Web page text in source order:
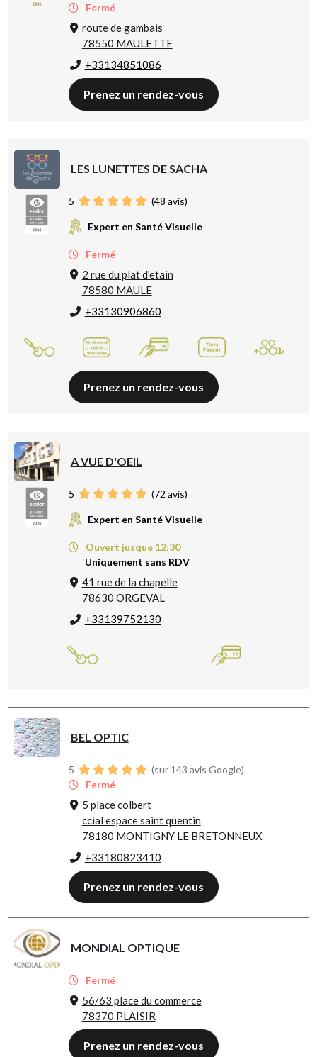
Fermé
route de gambais
78550 MAULETTE
+33134851086
Prenez un rendez-vous
LES LUNETTES DE SACHA
5 (48 avis)
Expert en Santé Visuelle
Fermé
2 rue du plat d'etain
78580 MAULE
+33130906860
Prenez un rendez-vous
A VUE D'OEIL
5 (72 avis)
Expert en Santé Visuelle
Ouvert jusque 12:30
Uniquement sans RDV
41 rue de la chapelle
78630 ORGEVAL
+33139752130
BEL OPTIC
5
(sur 143 avis Google)
Fermé
5 place colbert
ccial espace saint quentin
78180 MONTIGNY LE BRETONNEUX
+33180823410
Prenez un rendez-vous
MONDIAL OPTIQUE
Fermé
56/63 place du commerce
78370 PLAISIR
Prenez un rendez-vous